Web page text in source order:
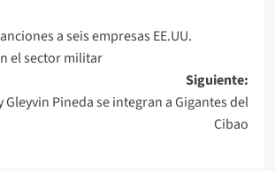
a seis empresas EE.UU.
el sector militar
Siguiente:
Gleyvin Pineda se integran a Gigantes del
Cibao